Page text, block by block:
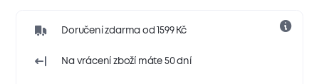
Doručení zdarma od 1599 Kč
Na vrácení zboží máte 50 dní